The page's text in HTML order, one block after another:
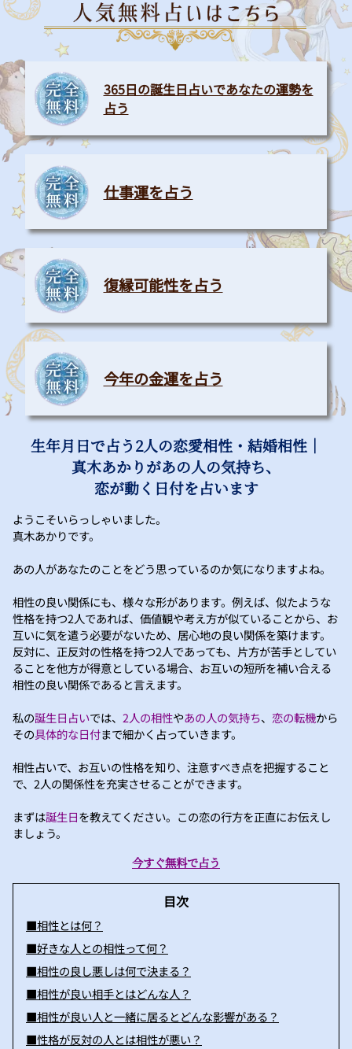
365日の誕生日占いであなたの運勢を
占う
仕事運を占う
復縁可能性を占う
今年の金運を占う
生年月日で占う2人の恋愛相性・結婚相性｜
真木あかりがあの人の気持ち、
恋が動く日付を占います
ようこそいらっしゃいました。
真木あかりです。
あの人があなたのことをどう思っているのか気になりますよね。
相性の良い関係にも、様々な形があります。例えば、似たような
性格を持つ2人であれば、価値観や考え方が似ていることから、お
互いに気を遣う必要がないため、居心地の良い関係を築けます。
反対に、正反対の性格を持つ2人であっても、片方が苦手としてい
ることを他方が得意としている場合、お互いの短所を補い合える
相性の良い関係であると言えます。
私の誕生日占いでは、 2人の相性やあの人の気持ち、 恋の転機から
その具体的な日付まで細かく占っていきます。
相性占いで、お互いの性格を知り、注意すべき点を把握すること
で、2人の関係性を充実させることができます。
まずは誕生日を教えてください。この恋の行方を正直にお伝えし
ましょう。
今すぐ無料で占う
目次
■相性とは何？
■好きな人との相性って何？
■相性の良し悪しは何で決まる？
■相性が良い相手とはどんな人？
■相性が良い人と一緒に居るとどんな影響がある？
■性格が反対の人とは相性が悪い？